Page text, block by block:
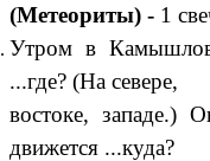
(Метеориты) - 1
Утром в
...где? (На севере,
востоке, западе.)
движется ...куда?